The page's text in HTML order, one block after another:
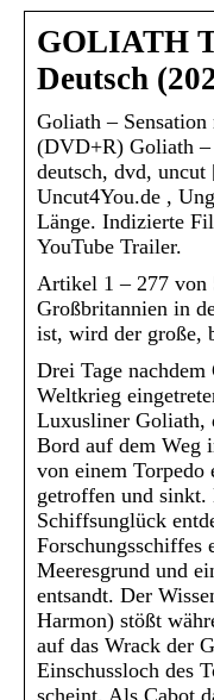
GOLIATH
Deutsch
Goliath – Sensation
(DVD+R) Goliath –
deutsch, dvd,
Uncut4You.de ,
Länge. Indizierte
YouTube Trailer.
Artikel 1 – 277 von
Großbritannien in
ist, wird der große,
Drei Tage
Weltkrieg
Luxusliner Goliath,
Bord auf dem Weg
von einem Torpedo
getroffen und sinkt.
Schiffsunglück
Forschungsschiffes
Meeresgrund und
entsandt. Der
Harmon) stößt
auf das Wrack der
Einschussloch des
scheint. Als Cabot